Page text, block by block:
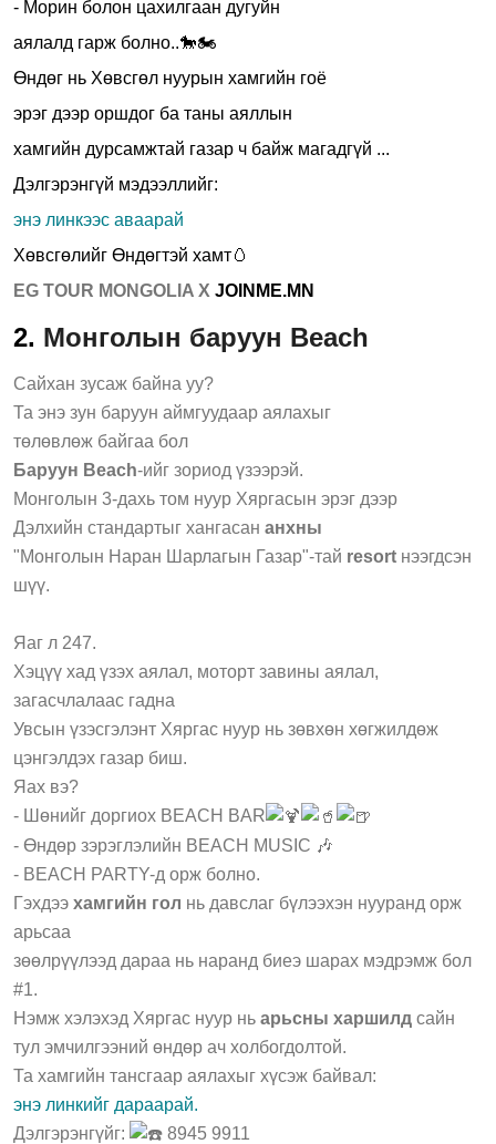
- Морин болон цахилгаан дугуйн
аялалд гарж болно..🐎🏍️
Өндөг нь Хөвсгөл нуурын хамгийн гоё
эрэг дээр оршдог ба таны аяллын
хамгийн дурсамжтай газар ч байж магадгүй ...
Дэлгэрэнгүй мэдээллийг:
энэ линкээс аваарай
Хөвсгөлийг Өндөгтэй хамт🥚
EG TOUR MONGOLIA X JOINME.MN
2. Монголын баруун Beach
Сайхан зусаж байна уу?
Та энэ зун баруун аймгуудаар аялахыг
төлөвлөж байгаа бол
Баруун Beach-ийг зориод үзээрэй.
Монголын 3-дахь том нуур Хяргасын эрэг дээр
Дэлхийн стандартыг хангасан анхны
"Монголын Наран Шарлагын Газар"-тай resort нээгдсэн
шүү.
Яаг л 247.
Хэцүү хад үзэх аялал, моторт завины аялал,
загасчлалаас гадна
Увсын үзэсгэлэнт Хяргас нуур нь зөвхөн хөгжилдөж
цэнгэлдэх газар биш.
Яах вэ?
- Шөнийг доргиох BEACH BAR
- Өндөр зэрэглэлийн BEACH MUSIC 🎶
- BEACH PARTY-д орж болно.
Гэхдээ хамгийн гол нь давслаг бүлээхэн нууранд орж
арьсаа
зөөлрүүлээд дараа нь наранд биеэ шарах мэдрэмж бол
#1.
Нэмж хэлэхэд Хяргас нуур нь арьсны харшилд сайн
тул эмчилгээний өндөр ач холбогдолтой.
Та хамгийн тансгаар аялахыг хүсэж байвал:
энэ линкийг дараарай.
Дэлгэрэнгүйг:
8945 9911